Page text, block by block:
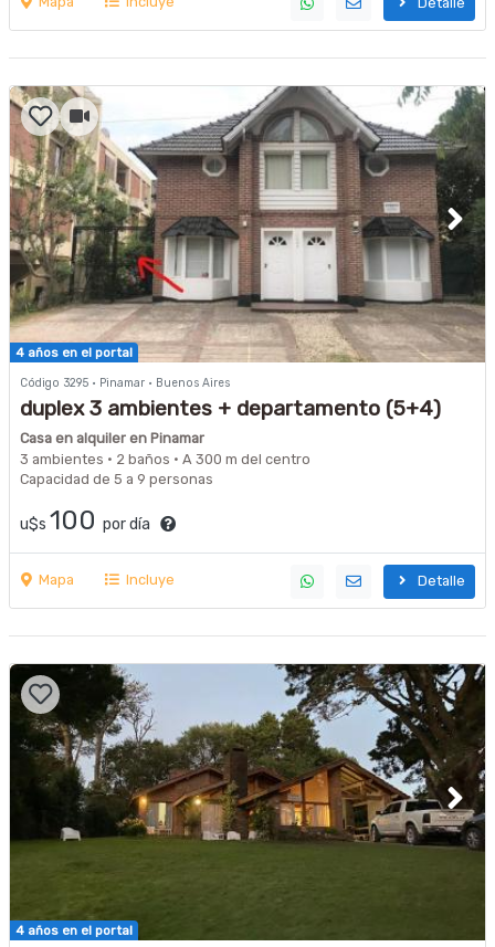
4 años en el portal
Código 3295 · Pinamar · Buenos Aires
duplex 3 ambientes + departamento (5+4)
Casa en alquiler en Pinamar
3 ambientes · 2 baños · A 300 m del centro
Capacidad de 5 a 9 personas
u$s 100 por día
Mapa Incluye Detalle
4 años en el portal